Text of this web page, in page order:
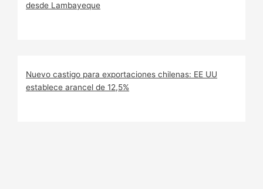
desde Lambayeque
Nuevo castigo para exportaciones chilenas: EE UU
establece arancel de 12,5%